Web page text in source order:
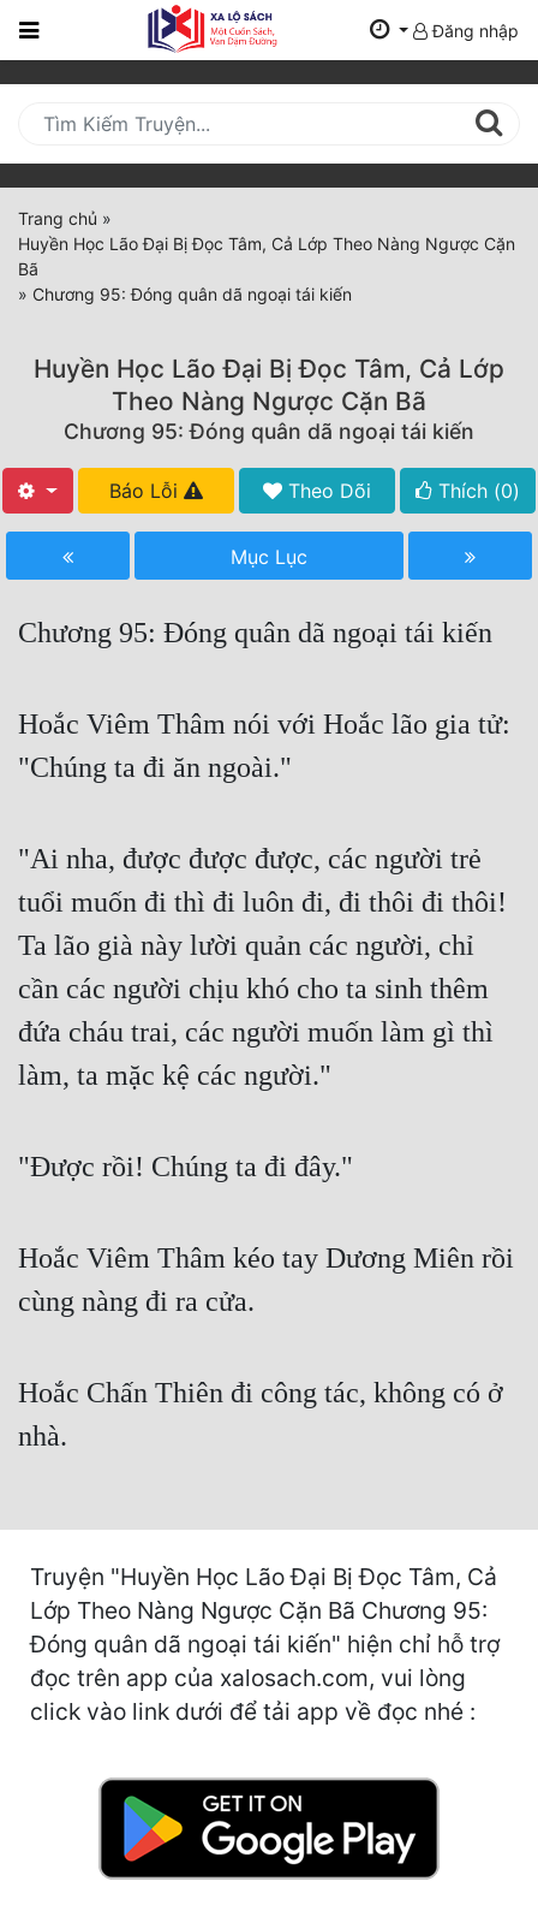
Trang
Mới
Cập
Nhật
(current)
BXH
Truyện Mới Ra
Hoàn Thành
Free
Hậu Cung
Truyện Dịch
Truyện Nhập Môn
Xa Lộ Dịch
Cung Đấu
Cạnh Kỹ
Cổ Tiên Hiệp
Dị Năng
Góc Nhìn Nam
Góc Nhìn Nữ
Huyền Nghi
Huyền Ảo
Hài Hước
Hệ Thống
Học Đường
Khoa Huyễn Không Gian
Đăng nhập
Trang chủ »
Huyền Học Lão Đại Bị Đọc Tâm, Cả Lớp Theo Nàng Ngược Cặn
Bã
» Chương 95: Đóng quân dã ngoại tái kiến
Huyền Học Lão Đại Bị Đọc Tâm, Cả Lớp
Theo Nàng Ngược Cặn Bã
Chương 95: Đóng quân dã ngoại tái kiến
Báo Lỗi Theo Dõi Thích (0)
Mục Lục
Chương 95: Đóng quân dã ngoại tái kiến
Hoắc Viêm Thâm nói với Hoắc lão gia tử:
"Chúng ta đi ăn ngoài."
"Ai nha, được được được, các người trẻ
tuổi muốn đi thì đi luôn đi, đi thôi đi thôi!
Ta lão già này lười quản các người, chỉ
cần các người chịu khó cho ta sinh thêm
đứa cháu trai, các người muốn làm gì thì
làm, ta mặc kệ các người."
"Được rồi! Chúng ta đi đây."
Hoắc Viêm Thâm kéo tay Dương Miên rồi
cùng nàng đi ra cửa.
Hoắc Chấn Thiên đi công tác, không có ở
nhà.
Truyện "Huyền Học Lão Đại Bị Đọc Tâm, Cả
Lớp Theo Nàng Ngược Cặn Bã Chương 95:
Đóng quân dã ngoại tái kiến" hiện chỉ hỗ trợ
đọc trên app của xalosach.com, vui lòng
click vào link dưới để tải app về đọc nhé :